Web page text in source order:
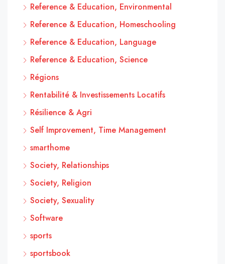
Reference & Education, Environmental
Reference & Education, Homeschooling
Reference & Education, Language
Reference & Education, Science
Régions
Rentabilité & Investissements Locatifs
Résilience & Agri
Self Improvement, Time Management
smarthome
Society, Relationships
Society, Religion
Society, Sexuality
Software
sports
sportsbook